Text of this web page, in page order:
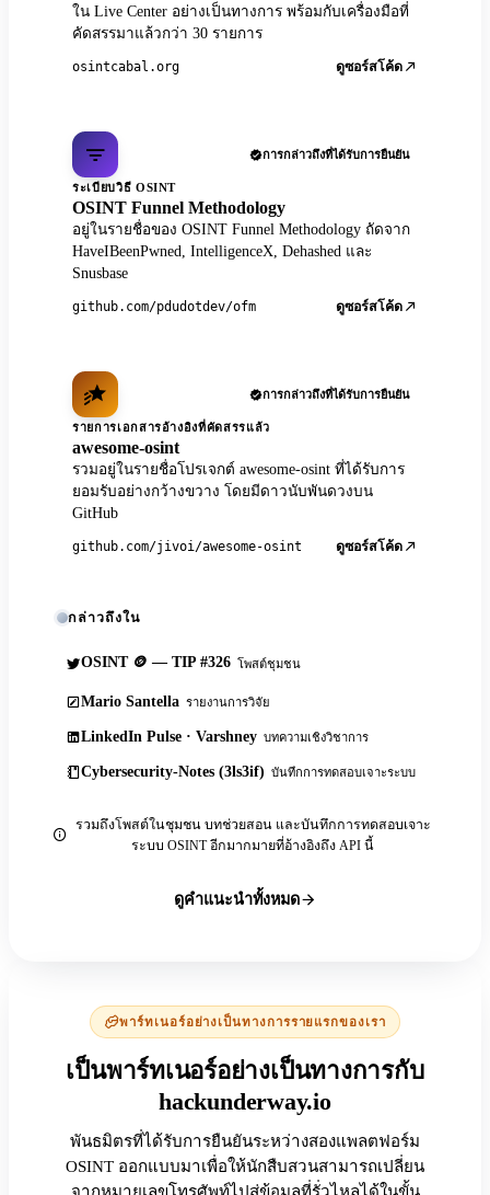
ใน Live Center อย่างเป็นทางการ พร้อมกับเครื่องมือที่
คัดสรรมาแล้วกว่า 30 รายการ
osintcabal.org ดูซอร์สโค้ด
การกล่าวถึงที่ได้รับการยืนยัน
ระเบียบวิธี OSINT
OSINT Funnel Methodology
อยู่ในรายชื่อของ OSINT Funnel Methodology ถัดจาก
HaveIBeenPwned, IntelligenceX, Dehashed และ
Snusbase
github.com/pdudotdev/ofm ดูซอร์สโค้ด
การกล่าวถึงที่ได้รับการยืนยัน
รายการเอกสารอ้างอิงที่คัดสรรแล้ว
awesome-osint
รวมอยู่ในรายชื่อโปรเจกต์ awesome-osint ที่ได้รับการ
ยอมรับอย่างกว้างขวาง โดยมีดาวนับพันดวงบน
GitHub
github.com/jivoi/awesome-osint ดูซอร์สโค้ด
กล่าวถึงใน
OSINT 🪙 — TIP #326 โพสต์ชุมชน
Mario Santella รายงานการวิจัย
LinkedIn Pulse · Varshney บทความเชิงวิชาการ
Cybersecurity-Notes (3ls3if) บันทึกการทดสอบเจาะระบบ
รวมถึงโพสต์ในชุมชน บทช่วยสอน และบันทึกการทดสอบเจาะ
ระบบ OSINT อีกมากมายที่อ้างอิงถึง API นี้
ดูคำแนะนำทั้งหมด
พาร์ทเนอร์อย่างเป็นทางการรายแรกของเรา
เป็นพาร์ทเนอร์อย่างเป็นทางการกับ
hackunderway.io
พันธมิตรที่ได้รับการยืนยันระหว่างสองแพลตฟอร์ม
OSINT ออกแบบมาเพื่อให้นักสืบสวนสามารถเปลี่ยน